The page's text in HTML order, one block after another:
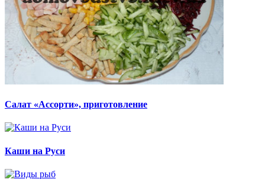
Салат «Ассорти», приготовление
Каши на Руси